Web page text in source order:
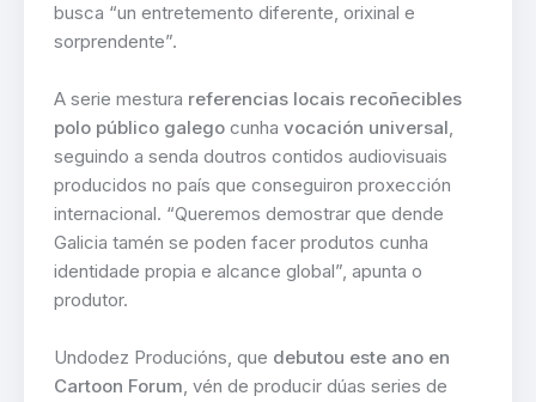
busca “un entretemento diferente, orixinal e
sorprendente”.
A serie mestura referencias locais recoñecibles
polo público galego cunha vocación universal,
seguindo a senda doutros contidos audiovisuais
producidos no país que conseguiron proxección
internacional. “Queremos demostrar que dende
Galicia tamén se poden facer produtos cunha
identidade propia e alcance global”, apunta o
produtor.
Undodez Producións, que debutou este ano en
Cartoon Forum, vén de producir dúas series de